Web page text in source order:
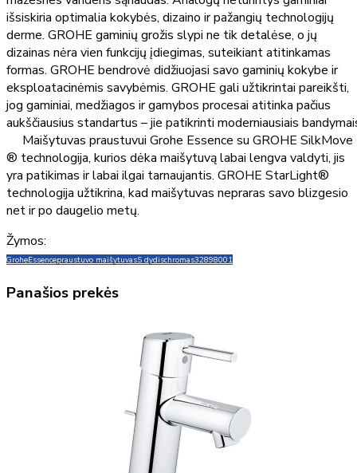
išsiskiria optimalia kokybės, dizaino ir pažangių technologijų
derme. GROHE gaminių grožis slypi ne tik detalėse, o jų
dizainas nėra vien funkcijų įdiegimas, suteikiant atitinkamas
formas. GROHE bendrovė didžiuojasi savo gaminių kokybe ir
eksploatacinėmis savybėmis. GROHE gali užtikrintai pareikšti,
jog gaminiai, medžiagos ir gamybos procesai atitinka pačius
aukščiausius standartus – jie patikrinti moderniausiais
Maišytuvas praustuvui Grohe Essence su GROHE SilkMove
® technologija, kurios dėka maišytuvą labai lengva valdyti, jis
yra patikimas ir labai ilgai tarnaujantis. GROHE StarLight®
technologija užtikrina, kad maišytuvas nepraras savo blizgesio
net ir po daugelio metų.
Žymos:
GroheEssencepraustuvo maišytuvasS dydischromas32898001
Panašios prekės